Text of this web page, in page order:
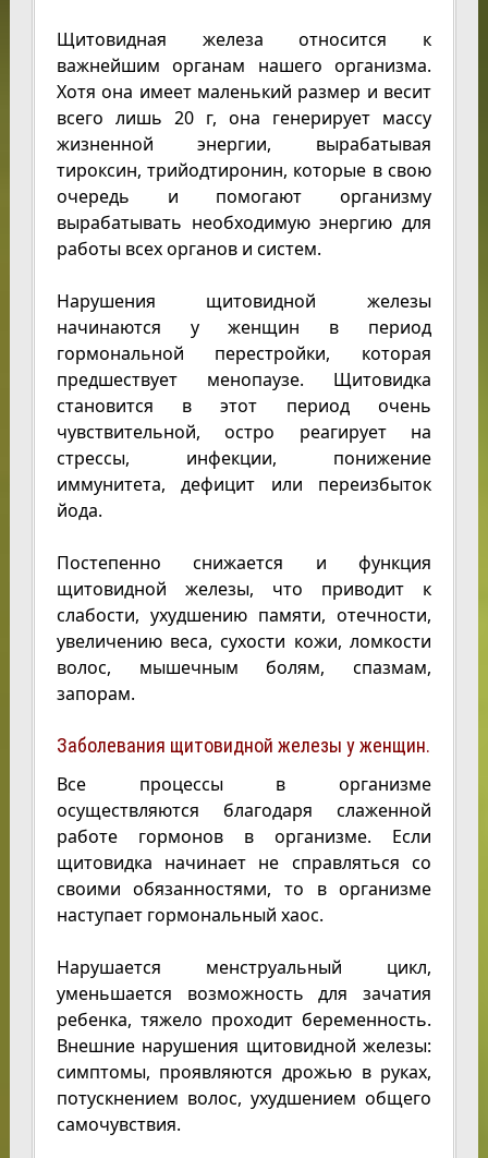
Щитовидная железа относится к
важнейшим органам нашего организма.
Хотя она имеет маленький размер и весит
всего лишь 20 г, она генерирует массу
жизненной энергии, вырабатывая
тироксин, трийодтиронин, которые в свою
очередь и помогают организму
вырабатывать необходимую энергию для
работы всех органов и систем.
Нарушения щитовидной железы
начинаются у женщин в период
гормональной перестройки, которая
предшествует менопаузе. Щитовидка
становится в этот период очень
чувствительной, остро реагирует на
стрессы, инфекции, понижение
иммунитета, дефицит или переизбыток
йода.
Постепенно снижается и функция
щитовидной железы, что приводит к
слабости, ухудшению памяти, отечности,
увеличению веса, сухости кожи, ломкости
волос, мышечным болям, спазмам,
запорам.
Заболевания щитовидной железы у женщин.
Все процессы в организме
осуществляются благодаря слаженной
работе гормонов в организме. Если
щитовидка начинает не справляться со
своими обязанностями, то в организме
наступает гормональный хаос.
Нарушается менструальный цикл,
уменьшается возможность для зачатия
ребенка, тяжело проходит беременность.
Внешние нарушения щитовидной железы:
симптомы, проявляются дрожью в руках,
потускнением волос, ухудшением общего
самочувствия.